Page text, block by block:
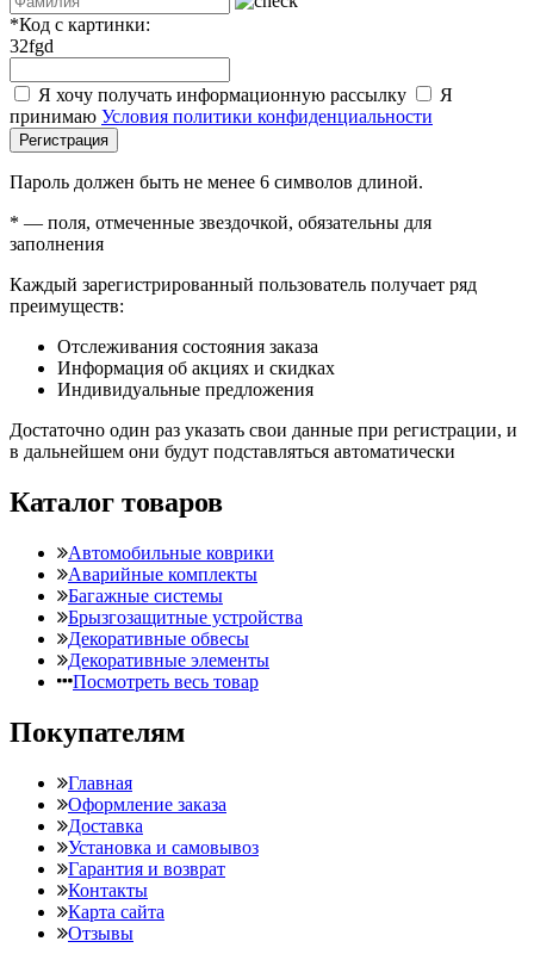
*Код с картинки:
32fgd
Я хочу получать информационную рассылку
Я
принимаю Условия политики конфиденциальности
Регистрация
Пароль должен быть не менее 6 символов длиной.
* — поля, отмеченные звездочкой, обязательны для
заполнения
Каждый зарегистрированный пользователь получает ряд
преимуществ:
Отслеживания состояния заказа
Информация об акциях и скидках
Индивидуальные предложения
Достаточно один раз указать свои данные при регистрации, и
в дальнейшем они будут подставляться автоматически
Каталог товаров
Автомобильные коврики
Аварийные комплекты
Багажные системы
Брызгозащитные устройства
Декоративные обвесы
Декоративные элементы
Посмотреть весь товар
Покупателям
Главная
Оформление заказа
Доставка
Установка и самовывоз
Гарантия и возврат
Контакты
Карта сайта
Отзывы